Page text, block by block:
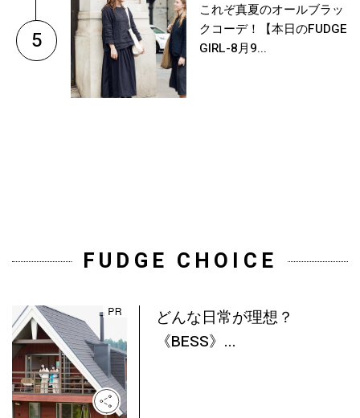
5
これぞ真夏のオールブラッ
クコーデ！【本日のFUDGE
GIRL-8月9...
FUDGE CHOICE
どんな日常が理想？
《BESS》...